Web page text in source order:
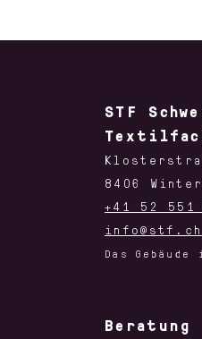
STF
8406
+41 52 551
info@stf.ch
Das
Beratung